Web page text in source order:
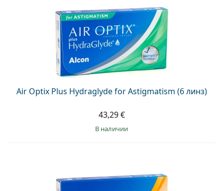
Air Optix Plus Hydraglyde for Astigmatism (6 линз)
43,29 €
в наличии